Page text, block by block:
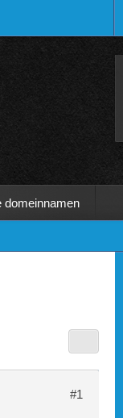
domeinnamen
#1